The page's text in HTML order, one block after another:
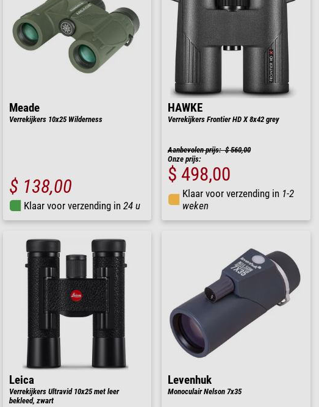
Meade
Verrekijkers 10x25 Wilderness
$ 138,00
Klaar voor verzending in 24 u
HAWKE
Verrekijkers Frontier HD X 8x42 grey
Aanbevolen prijs: $ 560,00
Onze prijs:
$ 498,00
Klaar voor verzending in 1-2
weken
Leica
Verrekijkers Ultravid 10x25 met leer
bekleed, zwart
Levenhuk
Monoculair Nelson 7x35